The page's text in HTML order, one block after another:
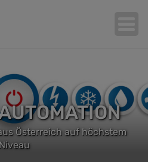
Österreich auf höchstem
Niveau